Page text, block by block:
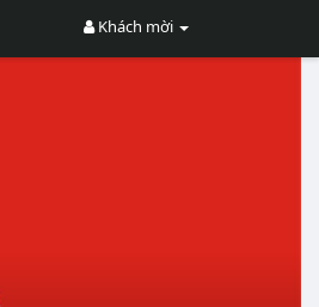
Khách mời